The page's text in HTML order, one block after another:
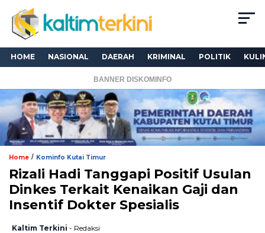
HOME NASIONAL DAERAH KRIMINAL POLITIK
BANNER DISKOMINFO
Home / Kominfo Kutai Timur
Rizali Hadi Tanggapi Positif Usulan
Dinkes Terkait Kenaikan Gaji dan
Insentif Dokter Spesialis
Kaltim Terkini - Redaksi